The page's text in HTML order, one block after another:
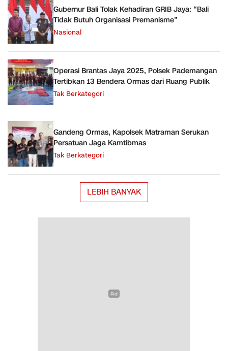
Gubernur Bali Tolak Kehadiran GRIB Jaya: “Bali
Tidak Butuh Organisasi Premanisme”
Nasional
Operasi Brantas Jaya 2025, Polsek Pademangan
Tertibkan 13 Bendera Ormas dari Ruang Publik
Tak Berkategori
Gandeng Ormas, Kapolsek Matraman Serukan
Persatuan Jaga Kamtibmas
Tak Berkategori
LEBIH BANYAK